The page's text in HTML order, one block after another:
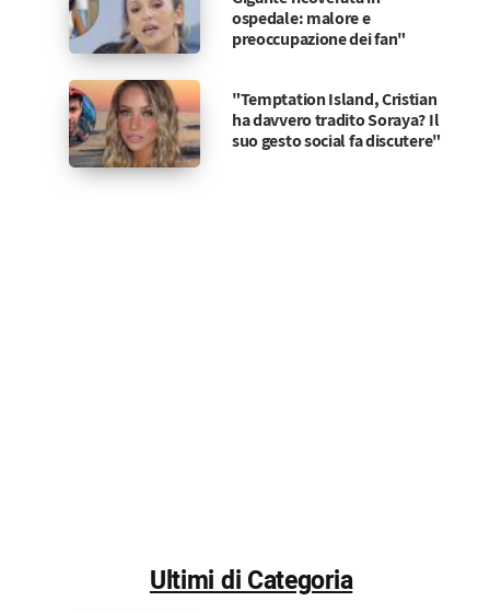
ospedale: malore e
preoccupazione dei fan"
"Temptation Island, Cristian
ha davvero tradito Soraya? Il
suo gesto social fa discutere"
Ultimi di Categoria